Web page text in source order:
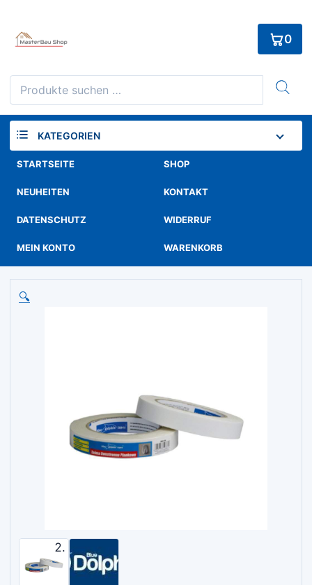
content
Suchen
nach:
0
KATEGORIEN
STARTSEITE SHOP
NEUHEITEN KONTAKT
DATENSCHUTZ WIDERRUF
MEIN KONTO WARENKORB
🔍